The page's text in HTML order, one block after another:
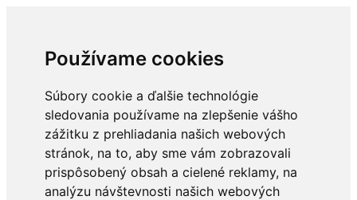
Používame cookies
Súbory cookie a ďalšie technológie
sledovania používame na zlepšenie vášho
zážitku z prehliadania našich webových
stránok, na to, aby sme vám zobrazovali
prispôsobený obsah a cielené reklamy, na
analýzu návštevnosti našich webových